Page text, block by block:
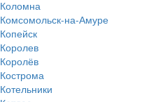
Коломна
Комсомольск-на-Амуре
Копейск
Королев
Королёв
Кострома
Котельники